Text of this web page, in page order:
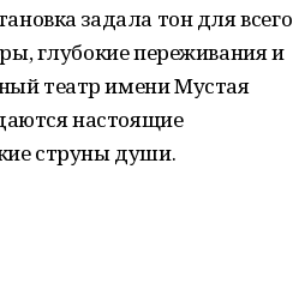
задала тон для всего
глубокие переживания и
театр имени Мустая
настоящие
струны души.